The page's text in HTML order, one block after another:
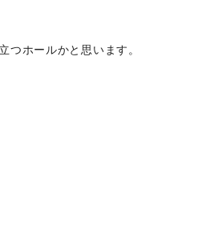
つホールかと思います。